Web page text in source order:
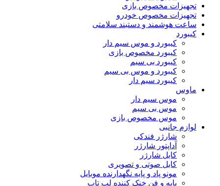
تجهیزات مخصوص بازی
تجهیزات مخصوص خودرو
ساعت هوشمند و دستبند سلامتی
کیبورد
کیبورد و موس سیم دار
کیبورد مخصوص بازی
کیبورد بی سیم
کیبورد و موس بی سیم
کیبورد سیم دار
ماوس
موس سیم دار
موس بی سیم
موس مخصوص بازی
لوازم جانبی
شارژر فندکی
آداپتور شارژر
کابل شارژر
کابل صوتی و تصویری
مونو پاد و پایه نگهدارنده موبایل
پایه و فن خنک کننده لپ تاپ